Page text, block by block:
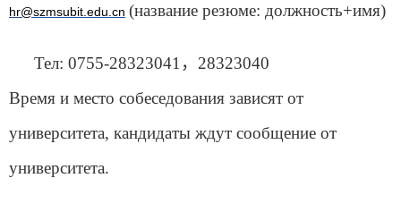
hr@szmsubit.edu.cn (название резюме: должность+имя)
Тел: 0755-28323041 ， 28323040
Время и место собеседования зависят от
университета, кандидаты ждут сообщение от
университета.